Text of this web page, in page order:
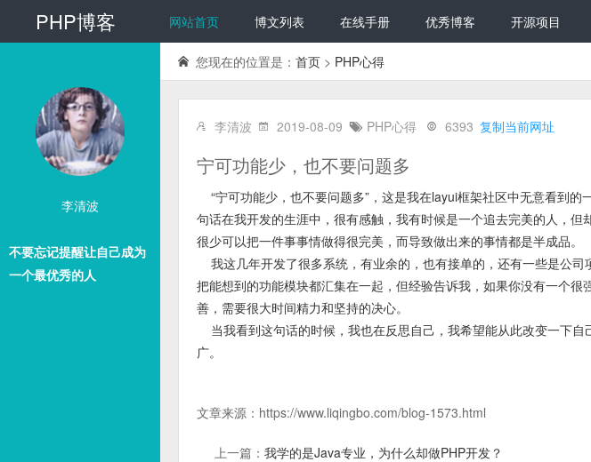
PHP博客 网站首页 博文列表 在线手册 优秀博客 开源项目
李清波
不要忘记提醒让自己成为
一个最优秀的人
您现在的位置是： 首页 > PHP心得
李清波 2019-08-09 PHP心得 6393 复制当前网址
宁可功能少，也不要问题多
“宁可功能少，也不要问题多”，这是我在layui框架社区中无意看到
句话在我开发的生涯中，很有感触，我有时候是一个追去完美的人，但
很少可以把一件事事情做得很完美，而导致做出来的事情都是半成品。
我这几年开发了很多系统，有业余的，也有接单的，还有一些是公
把能想到的功能模块都汇集在一起，但经验告诉我，如果你没有一个
善，需要很大时间精力和坚持的决心。
当我看到这句话的时候，我也在反思自己，我希望能从此改变一下
广。
文章来源： https://www.liqingbo.com/blog-1573.html
上一篇： 我学的是Java专业，为什么却做PHP开发？